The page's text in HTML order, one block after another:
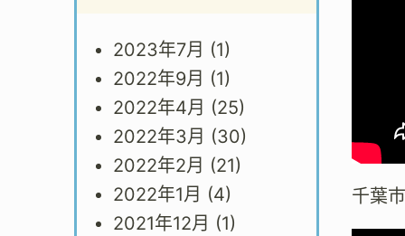
2023年7月 (1)
2022年9月 (1)
2022年4月 (25)
2022年3月 (30)
2022年2月 (21)
2022年1月 (4)
2021年12月 (1)
千葉